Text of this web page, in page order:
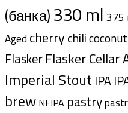
(банка)330 ml 375
Aged cherrychilicoconut
FlaskerFlasker Cellar
Imperial Stout IPA
brew NEIPA pastry